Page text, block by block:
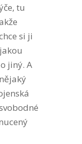
tu
si ji
jiný. A